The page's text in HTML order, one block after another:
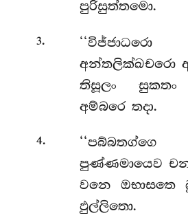
පුරිසුත්තමො.
3.
අන්තලික්ඛචරො
තිසූලං
අම්බරෙ තදා.
4.
පුණ්ණමායෙව
වනෙ ඔභාසතෙ
ඵුල්ලිතො.